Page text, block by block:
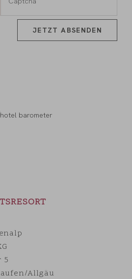
JETZT ABSENDEN
5
Allgäu